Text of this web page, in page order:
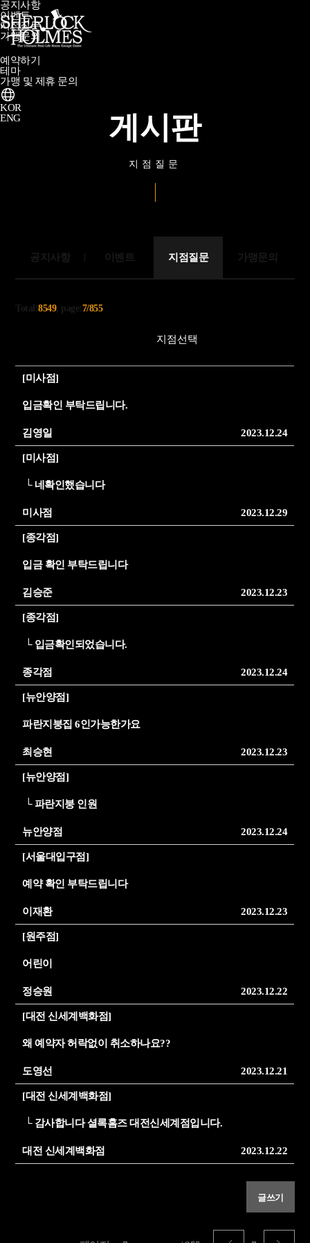
예약하기
테마
가맹 및 제휴 문의
KOR
ENG
공지사항
이벤트
지점질문
가맹문의
게시판
지점질문
공지사항 이벤트 지점질문 가맹문의
Total:8549, page:7/855
[미사점]
입금확인 부탁드립니다.
김영일 2023.12.24
[미사점]
└ 네확인했습니다
미사점 2023.12.29
[종각점]
입금 확인 부탁드립니다
김승준 2023.12.23
[종각점]
└ 입금확인되었습니다.
종각점 2023.12.24
[뉴안양점]
파란지붕집 6인가능한가요
최승현 2023.12.23
[뉴안양점]
└파란지붕 인원
뉴안양점 2023.12.24
[서울대입구점]
예약 확인 부탁드립니다
이재환 2023.12.23
[원주점]
어린이
정승원 2023.12.22
[대전 신세계백화점]
왜 예약자 허락없이 취소하나요??
도영선 2023.12.21
[대전 신세계백화점]
└ 감사합니다 셜록홈즈 대전신세계점입니다.
대전 신세계백화점 2023.12.22
글쓰기